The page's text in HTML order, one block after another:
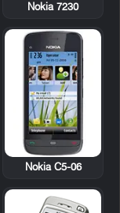
Nokia 7230
Nokia C5-06